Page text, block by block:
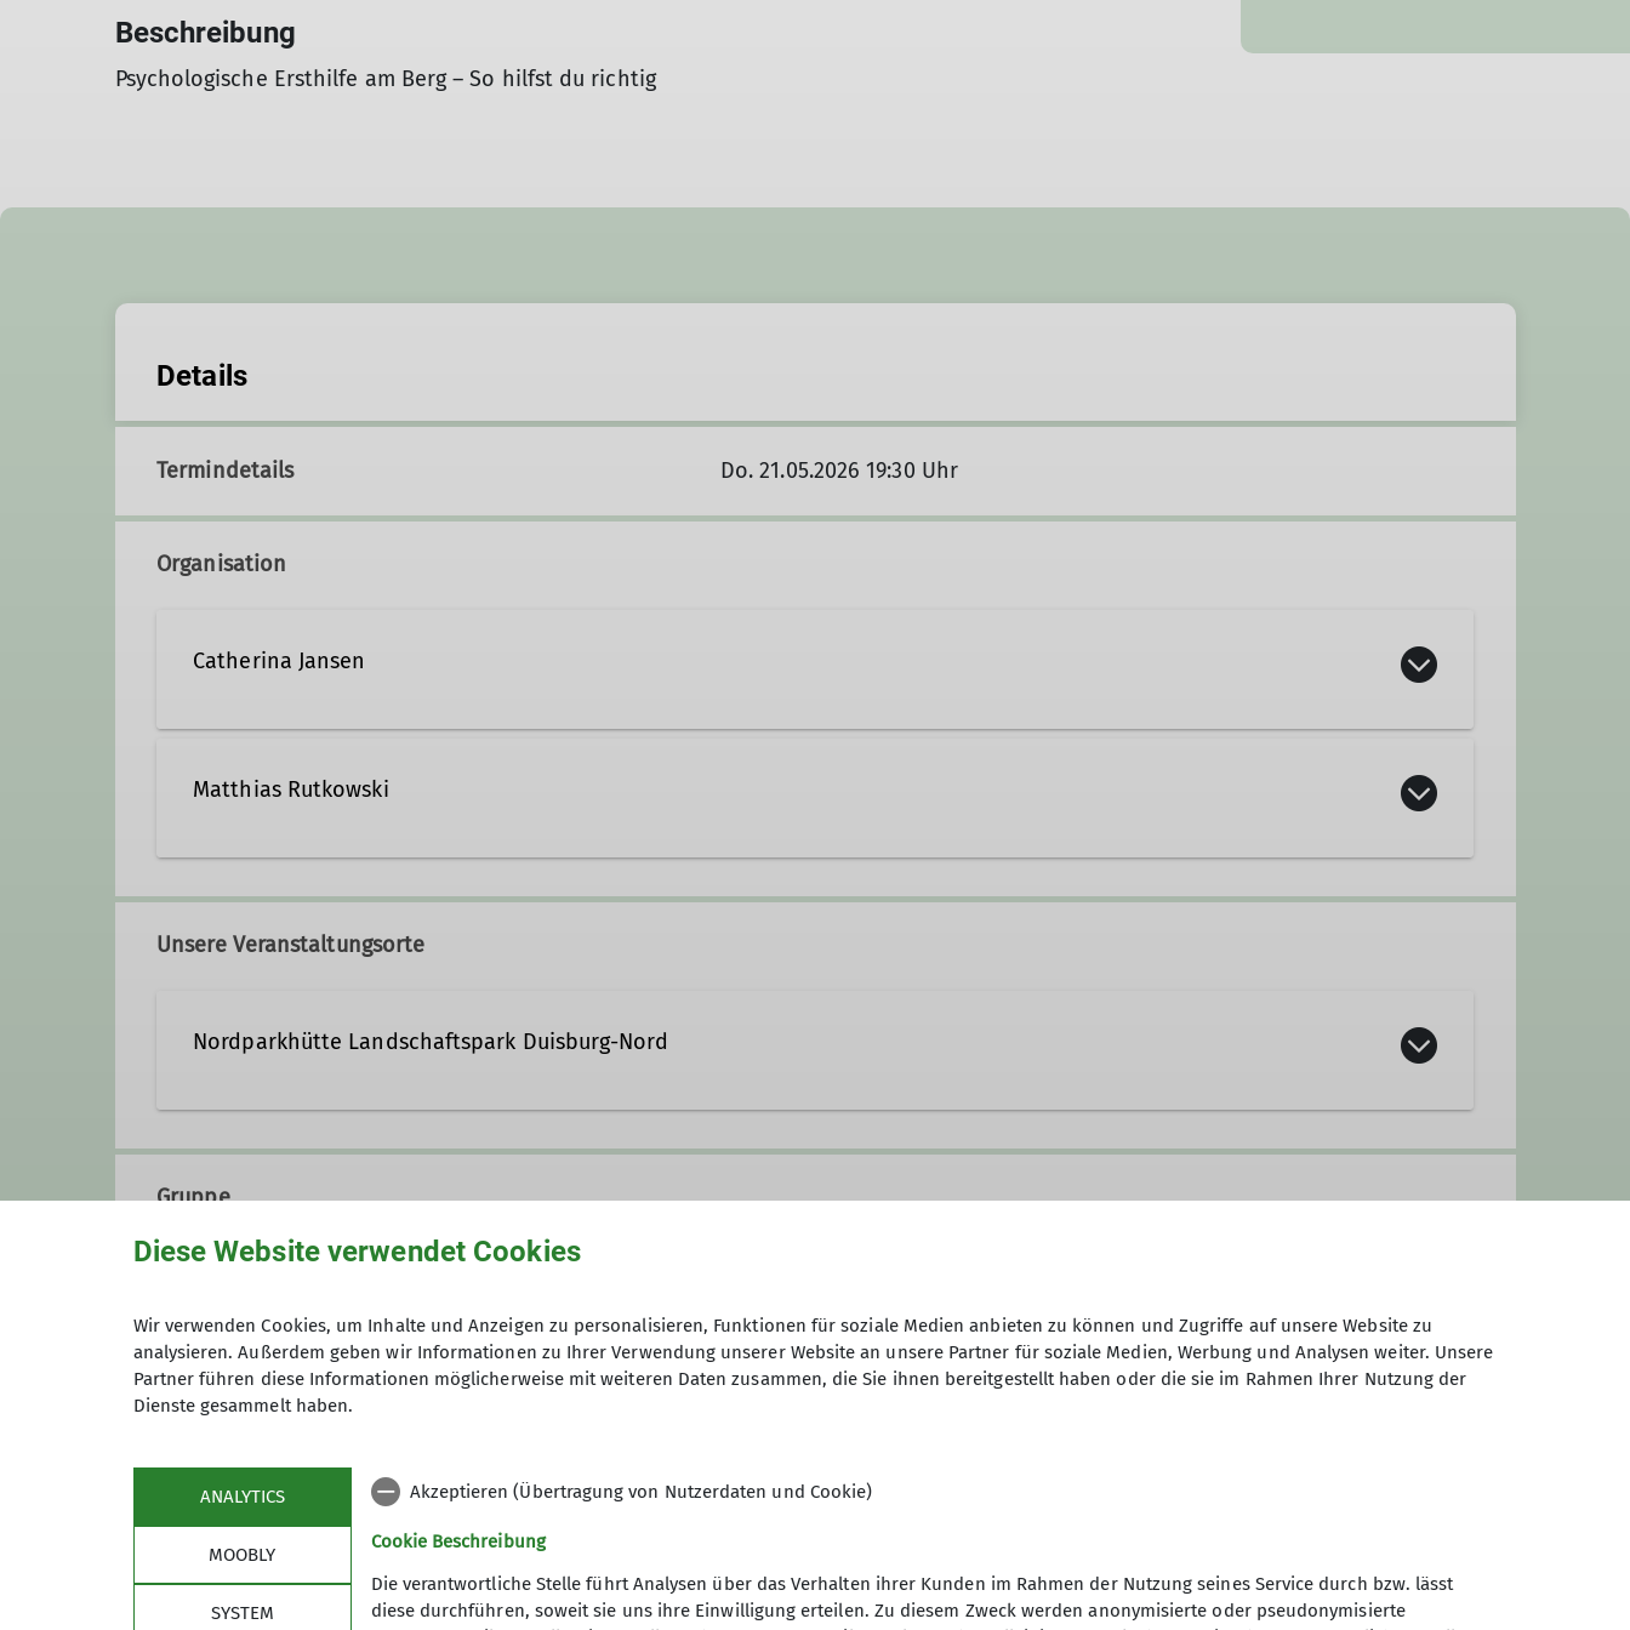
Beschreibung
Psychologische Ersthilfe am Berg – So hilfst du richtig
Details
Termindetails Do. 21.05.2026 19:30 Uhr
Organisation
Catherina Jansen
Qualifikationen
Traineranwärter*in
Matthias Rutkowski
Unsere Veranstaltungsorte
Nordparkhütte Landschaftspark Duisburg-Nord
Gruppe
Zum Bergabend ...
Es wird geklönt, ihr trefft Freunde, macht neue Bekanntschaften,
informiert euch und andere oder verabredet neue Abenteuer.
Für jeden Bergabend bereiten wir einProgramm oder ein spezielles Thema
vor,
das aktuelle Sicherheitsinfos enthält oder Appetit macht auf Neues.
Sektion Duisburg des
Diese Website verwendet Cookies
Wir verwenden Cookies, um Inhalte und Anzeigen zu personalisieren, Funktionen für soziale Medien anbieten zu können und Zugriffe auf unsere Website zu
analysieren. Außerdem geben wir Informationen zu Ihrer Verwendung unserer Website an unsere Partner für soziale Medien, Werbung und Analysen weiter. Unsere
Partner führen diese Informationen möglicherweise mit weiteren Daten zusammen, die Sie ihnen bereitgestellt haben oder die sie im Rahmen Ihrer Nutzung der
Dienste gesammelt haben.
ANALYTICS
MOOBLY
SYSTEM
Akzeptieren (Übertragung von Nutzerdaten und Cookie)
Cookie Beschreibung
Die verantwortliche Stelle führt Analysen über das Verhalten ihrer Kunden im Rahmen der Nutzung seines Service durch bzw. lässt
diese durchführen, soweit sie uns ihre Einwilligung erteilen. Zu diesem Zweck werden anonymisierte oder pseudonymisierte